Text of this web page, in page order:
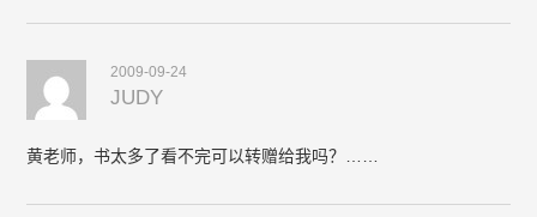
2009-09-24
JUDY
黄老师，书太多了看不完可以转赠给我吗？……